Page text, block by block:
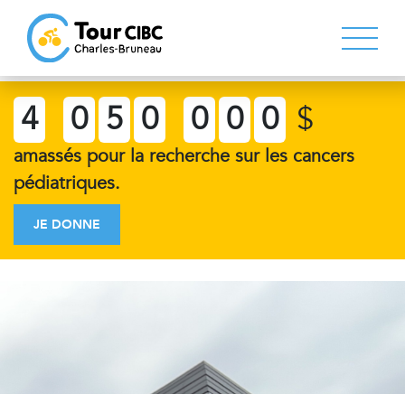
4 0 5 0 0 0 0 $
amassés pour la recherche sur les cancers
pédiatriques.
JE DONNE